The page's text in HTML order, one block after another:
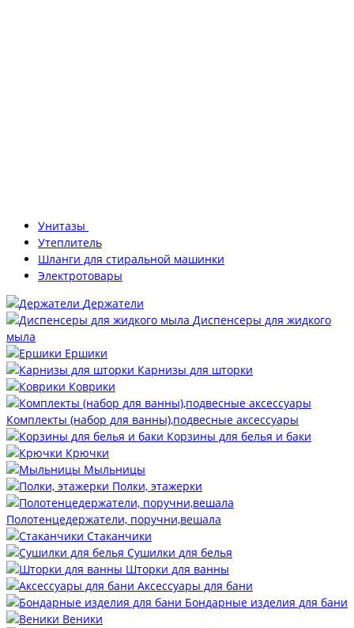
Унитазы
Утеплитель
Шланги для стиральной машинки
Электротовары
Держатели
Диспенсеры для жидкого
мыла
Ершики
Карнизы для шторки
Коврики
Комплекты (набор для ванны),подвесные аксессуары
Корзины для белья и баки
Крючки
Мыльницы
Полки, этажерки
Полотенцедержатели, поручни,вешала
Стаканчики
Сушилки для белья
Шторки для ванны
Аксессуары для бани
Бондарные изделия для бани
Веники